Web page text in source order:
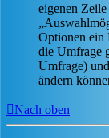
eigenen
Optionen ein
die Umfrage
Umfrage)
ändern
Nach oben